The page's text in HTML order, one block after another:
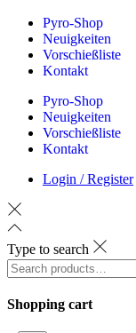
Pyro-Shop
Neuigkeiten
Vorschießliste
Kontakt
Pyro-Shop
Neuigkeiten
Vorschießliste
Kontakt
Login / Register
Type to search
Search
for:>
Shopping cart